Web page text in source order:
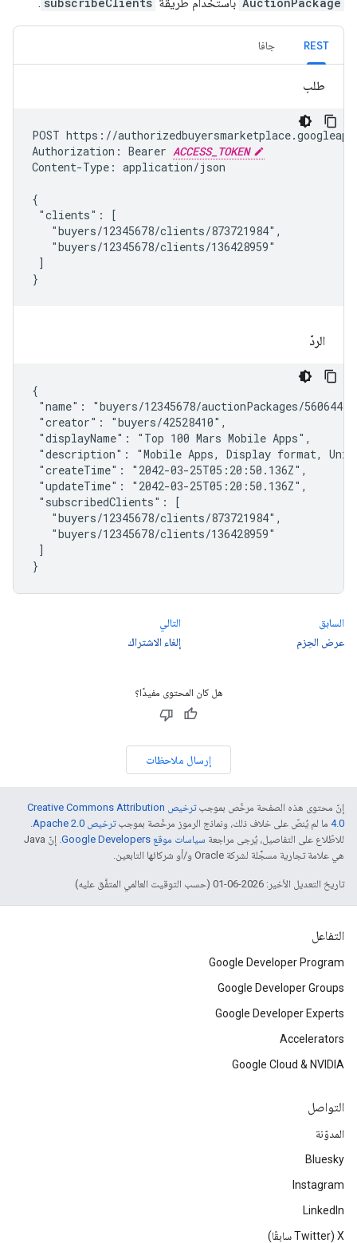
REST جافا
طلب
POST https://
Authorization: Bearer ACCESS_TOKEN
Content-Type: application/json
{
"clients": [
   "buyers/12345678/clients/873721984",
   "buyers/12345678/clients/136428959"
]
}
الردّ
{
"name": "buyers/12345678/auctionPackages/
"creator": "buyers/42528410",
"displayName": "Top 100 Mars Mobile Apps",
"description": "Mobile Apps, Display format,
"createTime": "2042-03-25T05:20:50.136Z",
"updateTime": "2042-03-25T05:20:50.136Z",
"subscribedClients": [
   "buyers/12345678/clients/873721984",
   "buyers/12345678/clients/136428959"
]
}
السابق
عرض الحِزم
التالي
إلغاء الاشتراك
هل كان المحتوى مفيدًا؟
إرسال ملاحظات
إنّ محتوى هذه الصفحة مرخّص بموجب
ترخيص Creative Commons Attribution
4.0‏ ما لم يُنصّ على خلاف ذلك، ونماذج الرموز مرخّصة بموجبترخيص Apache 2.0‏
.
للاطّلاع على التفاصيل، يُرجى مراجعة سياسات موقع Google Developers‏
. إنّ Java
هي علامة تجارية مسجَّلة لشركة Oracle و/أو شركائها التابعين.
تاريخ التعديل الأخير: 2026-06-01 (حسب التوقيت العالمي المتفَّق عليه)
التفاعل
Google Developer Program
Google Developer Groups
Google Developer Experts
Accelerators
Google Cloud & NVIDIA
التواصل
المدوّنة
Bluesky
Instagram
LinkedIn
‫X ‏(Twitter سابقًا)